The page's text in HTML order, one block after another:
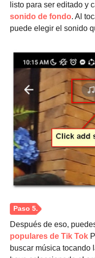
listo para ser editado y
sonido de fondo. Al
puede elegir el sonido
Después de eso,
populares de Tik Tok
buscar música tocando